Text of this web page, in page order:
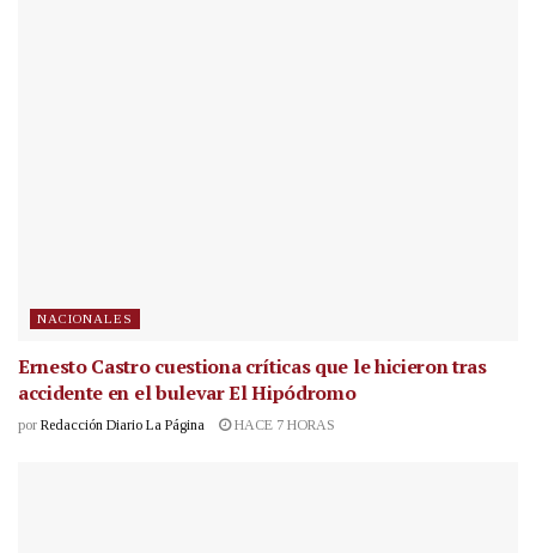
NACIONALES
Ernesto Castro cuestiona críticas que le hicieron tras
accidente en el bulevar El Hipódromo
por Redacción Diario La Página HACE 7 HORAS